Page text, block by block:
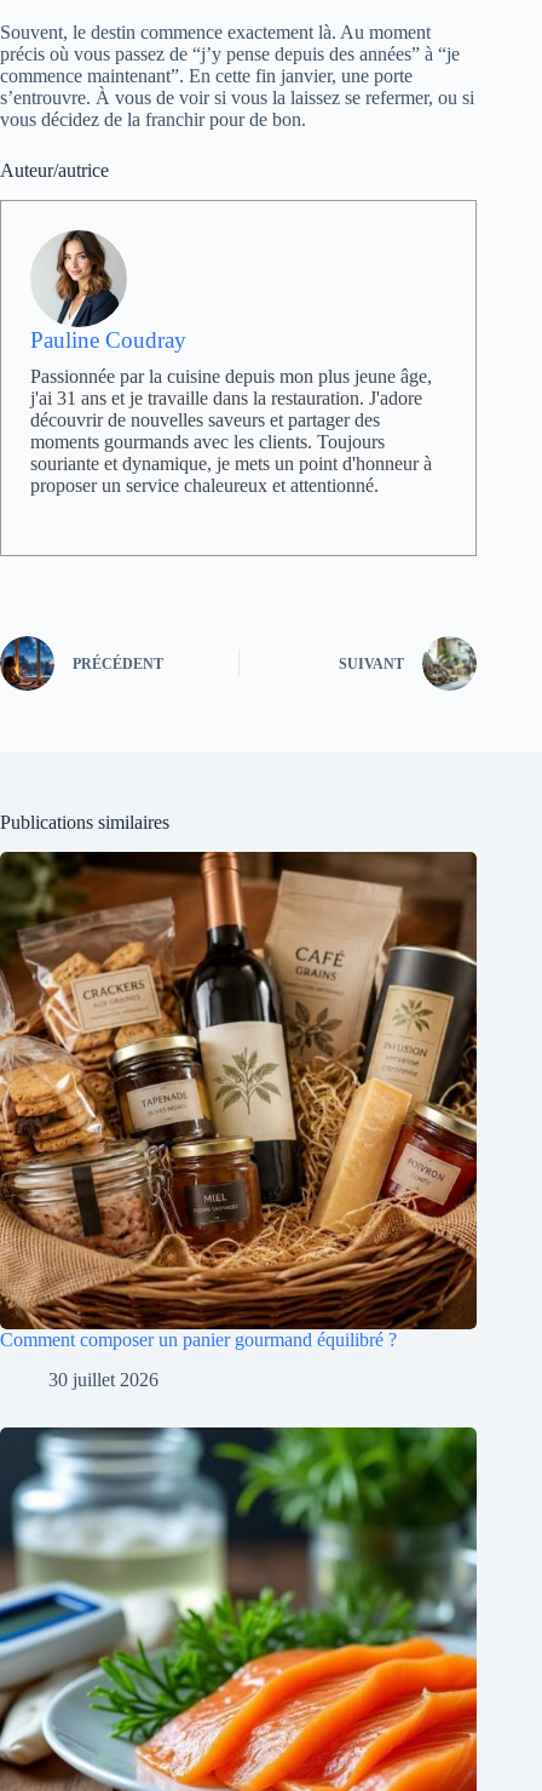
Souvent, le destin commence exactement là. Au moment
précis où vous passez de “j’y pense depuis des années” à “je
commence maintenant”. En cette fin janvier, une porte
s’entrouvre. À vous de voir si vous la laissez se refermer, ou si
vous décidez de la franchir pour de bon.
Auteur/autrice
Pauline Coudray
Passionnée par la cuisine depuis mon plus jeune âge,
j'ai 31 ans et je travaille dans la restauration. J'adore
découvrir de nouvelles saveurs et partager des
moments gourmands avec les clients. Toujours
souriante et dynamique, je mets un point d'honneur à
proposer un service chaleureux et attentionné.
PRÉCÉDENT SUIVANT
Publications similaires
Comment composer un panier gourmand équilibré ?
30 juillet 2026